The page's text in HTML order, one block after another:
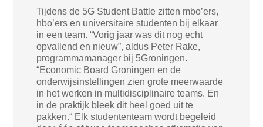
Tijdens de 5G Student Battle zitten mbo’ers,
hbo’ers en universitaire studenten bij elkaar
in een team. “Vorig jaar was dit nog echt
opvallend en nieuw”, aldus Peter Rake,
programmamanager bij 5Groningen.
“Economic Board Groningen en de
onderwijsinstellingen zien grote meerwaarde
in het werken in multidisciplinaire teams. En
in de praktijk bleek dit heel goed uit te
pakken.“ Elk studententeam wordt begeleid